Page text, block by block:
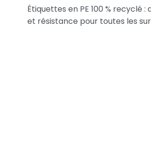
Étiquettes en PE 100 % recyclé :
et résistance pour toutes les